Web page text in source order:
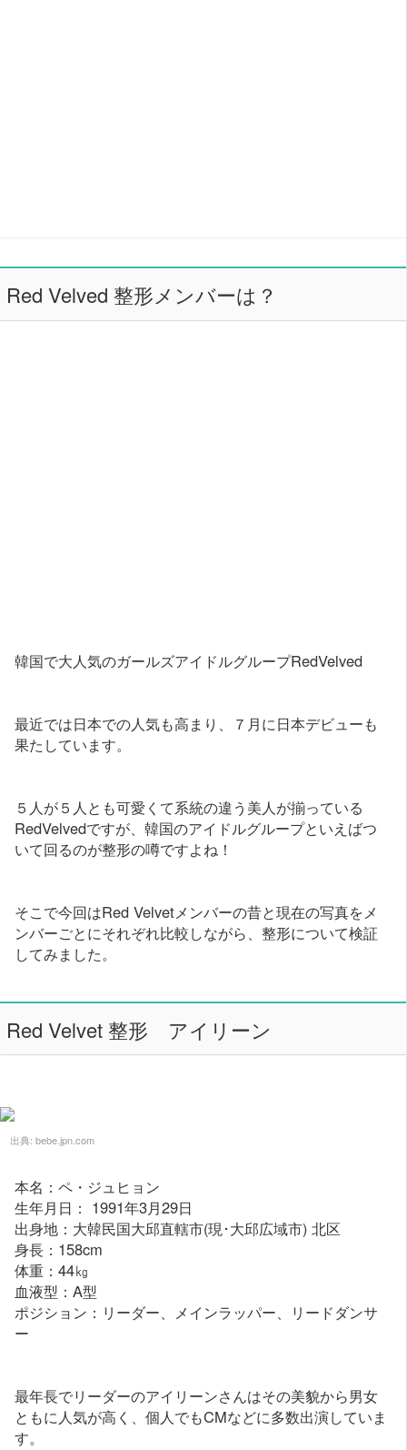
Red Velved 整形メンバーは？
韓国で大人気のガールズアイドルグループRedVelved
最近では日本での人気も高まり、７月に日本デビューも
果たしています。
５人が５人とも可愛くて系統の違う美人が揃っている
RedVelvedですが、韓国のアイドルグループといえばつ
いて回るのが整形の噂ですよね！
そこで今回はRed Velvetメンバーの昔と現在の写真をメ
ンバーごとにそれぞれ比較しながら、整形について検証
してみました。
Red Velvet 整形 アイリーン
出典: bebe.jpn.com
本名：ペ・ジュヒョン
生年月日： 1991年3月29日
出身地：大韓民国大邱直轄市(現･大邱広域市) 北区
身長：158cm
体重：44㎏
血液型：A型
ポジション：リーダー、メインラッパー、リードダンサ
ー
最年長でリーダーのアイリーンさんはその美貌から男女
ともに人気が高く、個人でもCMなどに多数出演していま
す。